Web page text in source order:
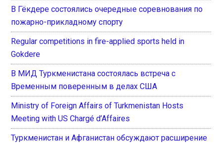
В Гёкдере состоялись очередные соревнования по
пожарно-прикладному спорту
Regular competitions in fire-applied sports held in
Gokdere
В МИД Туркменистана состоялась встреча с
Временным поверенным в делах США
Ministry of Foreign Affairs of Turkmenistan Hosts
Meeting with US Chargé d’Affaires
Туркменистан и Афганистан обсуждают расширение